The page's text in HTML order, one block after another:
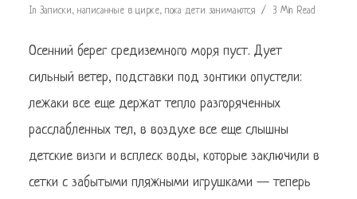
In Записки, написанные в цирке, пока дети занимаются 3 Min Read
Осенний берег средиземного моря пуст. Дует
сильный ветер, подставки под зонтики опустели:
лежаки все еще держат тепло разгоряченных
расслабленных тел, в воздухе все еще слышны
детские визги и всплеск воды, которые заключили в
сетки с забытыми пляжными игрушками — теперь